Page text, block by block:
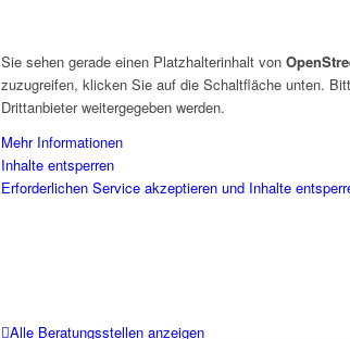
Sie sehen gerade einen Platzhalterinhalt von
zuzugreifen, klicken Sie auf die Schaltfläche unten.
Drittanbieter weitergegeben werden.
Mehr Informationen
Inhalte entsperren
Erforderlichen Service akzeptieren und Inhalte
Alle Beratungsstellen anzeigen